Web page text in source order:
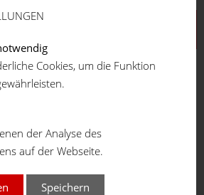
Cookies, um die Funktion
der Analyse des
auf der Webseite.
Speichern